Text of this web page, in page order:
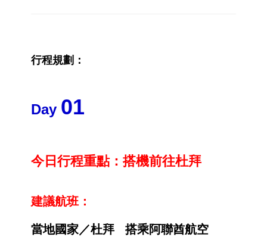
行程規劃：
Day 01
今日行程重點：搭機前往杜拜
建議航班：
當地國家／杜拜 搭乘阿聯酋航空